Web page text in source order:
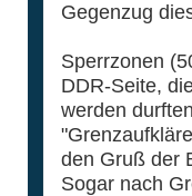
Gegenzug
Sperrzonen
DDR-Seite,
werden
den Gruß der
Sogar nach